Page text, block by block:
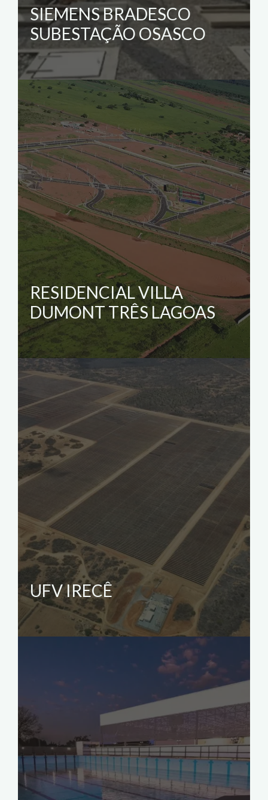
SIEMENS BRADESCO
SUBESTAÇÃO OSASCO
RESIDENCIAL VILLA
DUMONT TRÊS LAGOAS
UFV IRECÊ